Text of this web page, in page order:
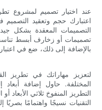
عند اختيار تصميم لمشروع
اعتبارك حجم وتعقيد التصميم
التصميمات المعقدة بشكل
تصميمات أو زخارف أبسط
بالإضافة إلى ذلك، ضع في
لتعزيز مهاراتك في تطريز
المختلفة. حاول إضافة
التطريز المنفوخ ثلاثي
التقنيات نسيجًا واهتمامًا